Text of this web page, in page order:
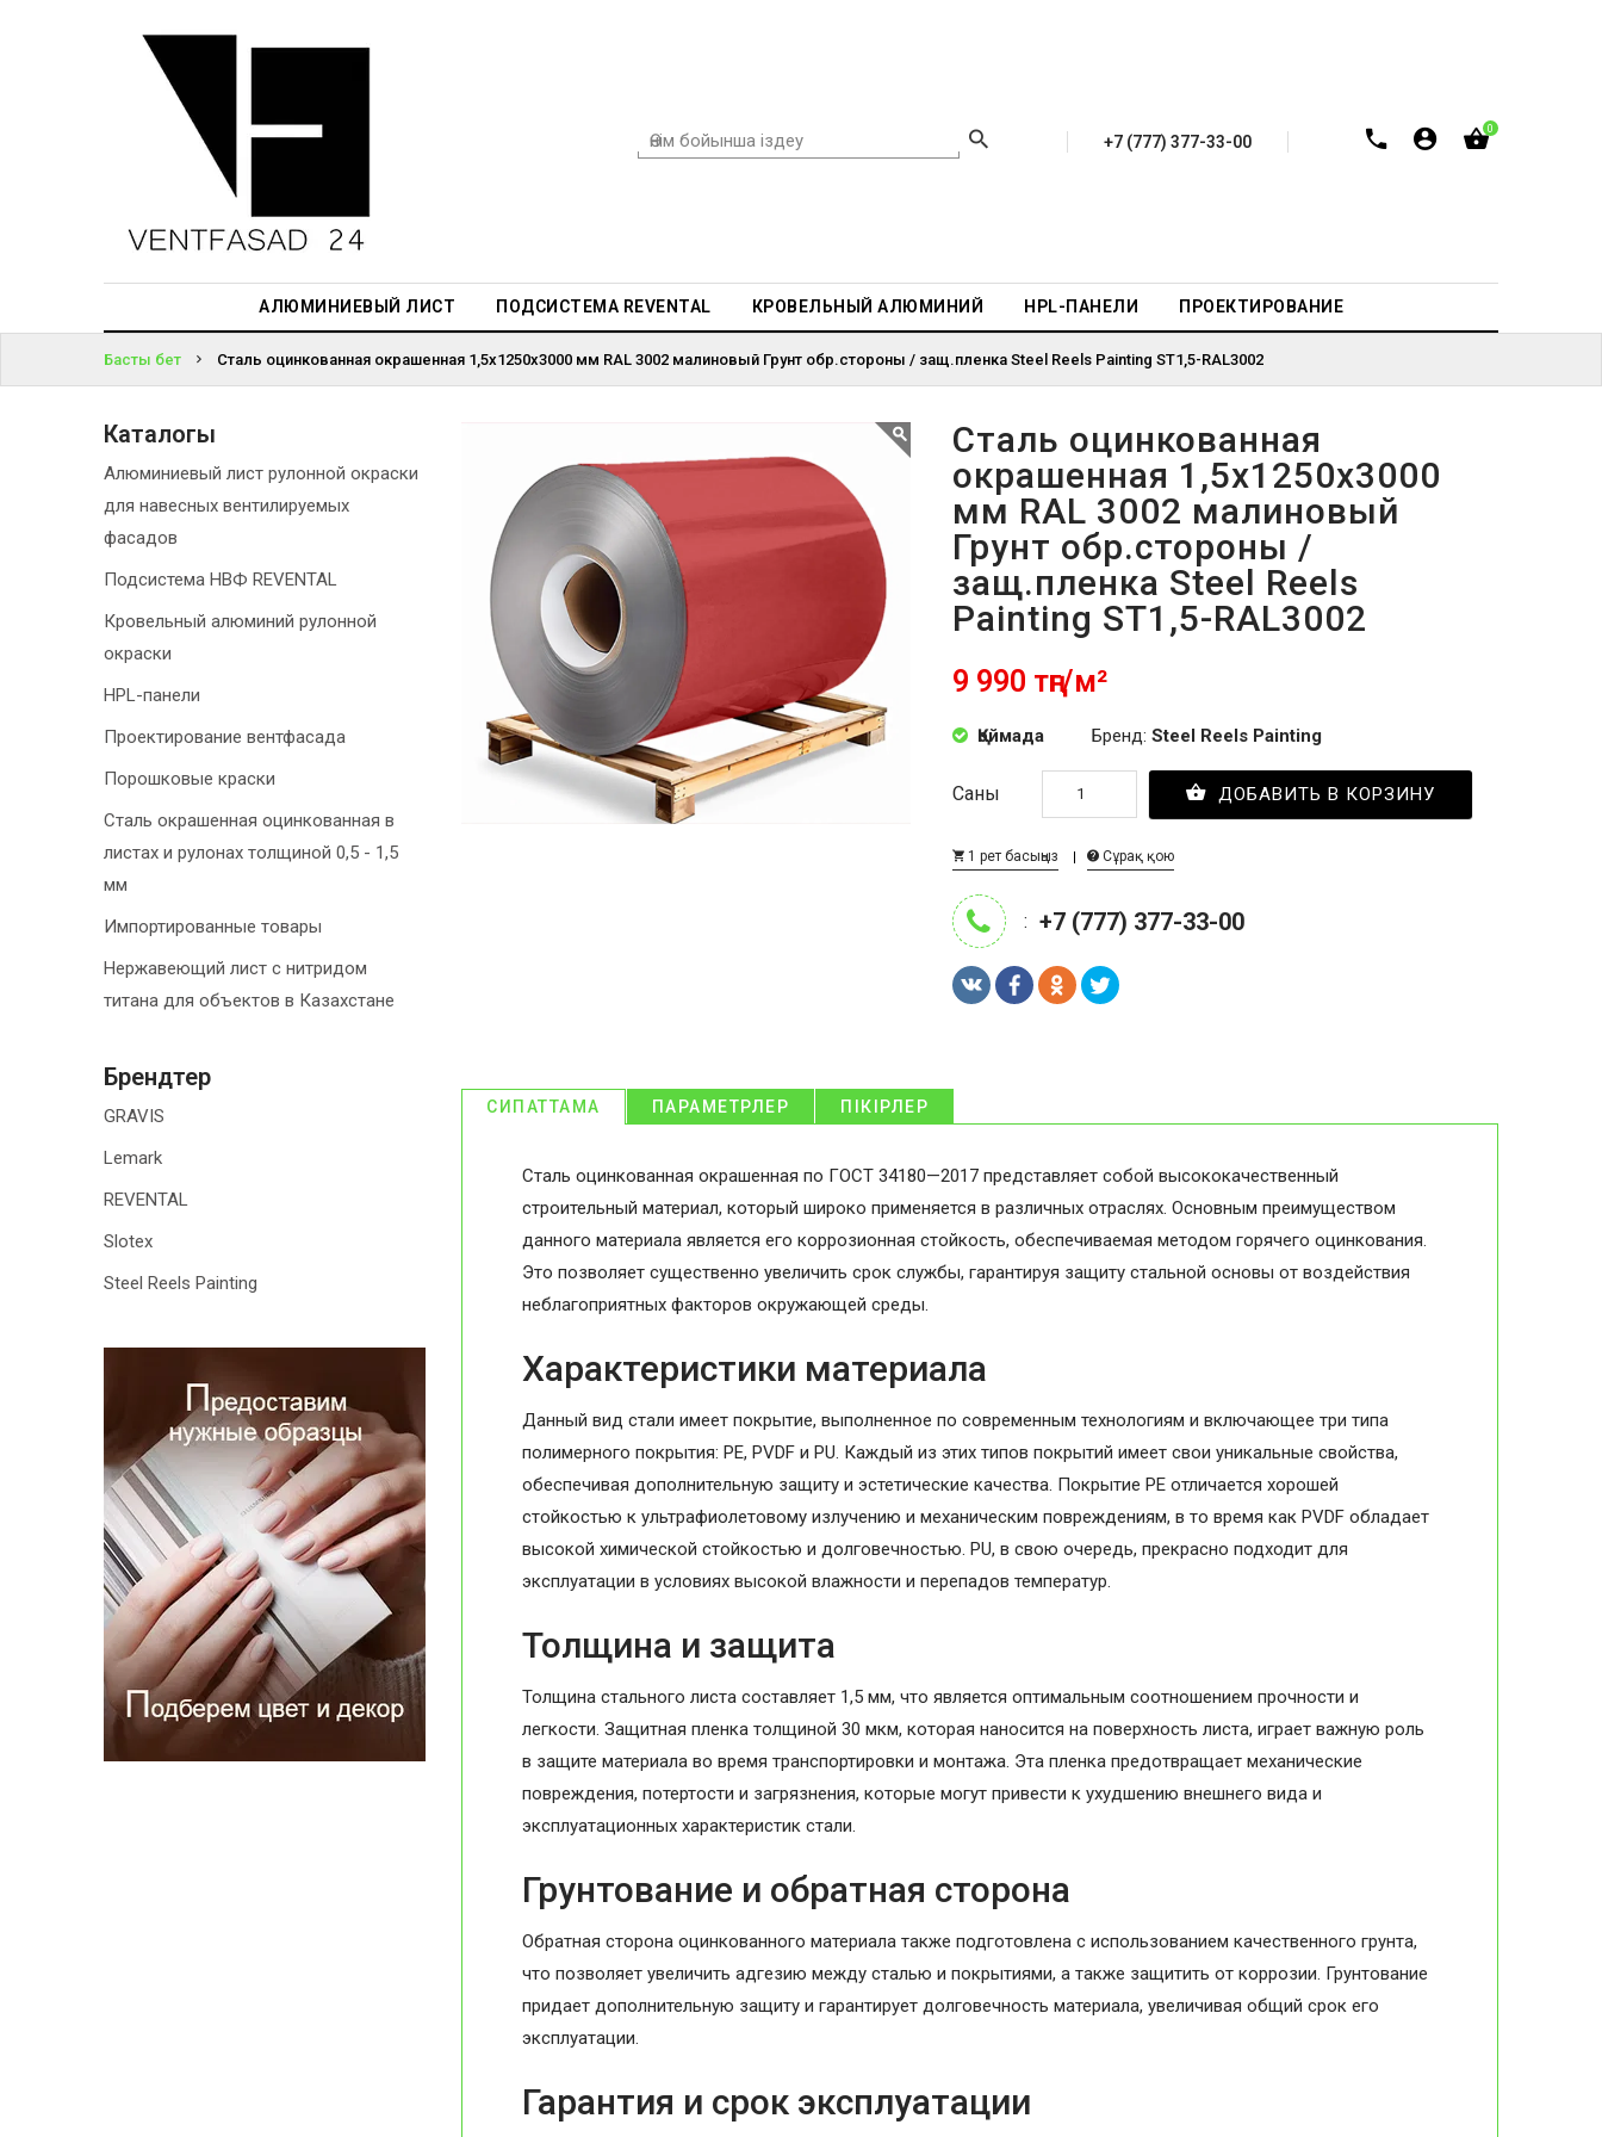
+7 (777) 377-33-00
0
АЛЮМИНИЕВЫЙ ЛИСТ ПОДСИСТЕМА REVENTAL КРОВЕЛЬНЫЙ АЛЮМИНИЙ HPL-ПАНЕЛИ ПРОЕКТИРОВАНИЕ
АЛЮМИНИЕВЫЙ
ПРОЕКТИРОВАНИЕ
КІРІҢІЗ
ПАРОЛЬДІ
БА?
Басты бет Сталь оцинкованная окрашенная 1,5х1250х3000 мм RAL 3002 малиновый Грунт обр.стороны / защ.пленка Steel Reels Painting ST1,5-RAL3002
Сталь оцинкованная
окрашенная 1,5х1250х3000
мм RAL 3002 малиновый
Грунт обр.стороны /
защ.пленка Steel Reels
Painting ST1,5-RAL3002
9 990 тңг/м²
Қоймада Бренд: Steel Reels Painting
Саны ДОБАВИТЬ В КОРЗИНУ
1 рет басыңыз Сұрақ қою
: +7 (777) 377-33-00
СИПАТТАМА ПАРАМЕТРЛЕР ПІКІРЛЕР
Сталь оцинкованная окрашенная по ГОСТ 34180—2017 представляет собой высококачественный
строительный материал, который широко применяется в различных отраслях. Основным преимуществом
данного материала является его коррозионная стойкость, обеспечиваемая методом горячего оцинкования.
Это позволяет существенно увеличить срок службы, гарантируя защиту стальной основы от воздействия
неблагоприятных факторов окружающей среды.
Характеристики материала
Данный вид стали имеет покрытие, выполненное по современным технологиям и включающее три типа
полимерного покрытия: PE, PVDF и PU. Каждый из этих типов покрытий имеет свои уникальные свойства,
обеспечивая дополнительную защиту и эстетические качества. Покрытие PE отличается хорошей
стойкостью к ультрафиолетовому излучению и механическим повреждениям, в то время как PVDF обладает
высокой химической стойкостью и долговечностью. PU, в свою очередь, прекрасно подходит для
эксплуатации в условиях высокой влажности и перепадов температур.
Толщина и защита
Толщина стального листа составляет 1,5 мм, что является оптимальным соотношением прочности и
легкости. Защитная пленка толщиной 30 мкм, которая наносится на поверхность листа, играет важную роль
в защите материала во время транспортировки и монтажа. Эта пленка предотвращает механические
повреждения, потертости и загрязнения, которые могут привести к ухудшению внешнего вида и
эксплуатационных характеристик стали.
Грунтование и обратная сторона
Обратная сторона оцинкованного материала также подготовлена с использованием качественного грунта,
что позволяет увеличить адгезию между сталью и покрытиями, а также защитить от коррозии. Грунтование
придает дополнительную защиту и гарантирует долговечность материала, увеличивая общий срок его
эксплуатации.
Гарантия и срок эксплуатации
Каталогы
Алюминиевый лист рулонной окраски
для навесных вентилируемых
фасадов
Подсистема НВФ REVENTAL
Кровельный алюминий рулонной
окраски
HPL-панели
Проектирование вентфасада
Порошковые краски
Сталь окрашенная оцинкованная в
листах и рулонах толщиной 0,5 - 1,5
мм
Импортированные товары
Нержавеющий лист с нитридом
титана для объектов в Казахстане
Брендтер
GRAVIS
Lemark
REVENTAL
Slotex
Steel Reels Painting